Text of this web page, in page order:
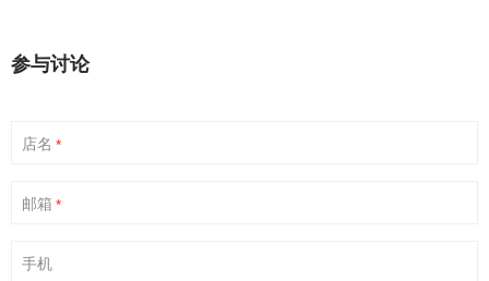
参与讨论
店名 *
邮箱 *
手机